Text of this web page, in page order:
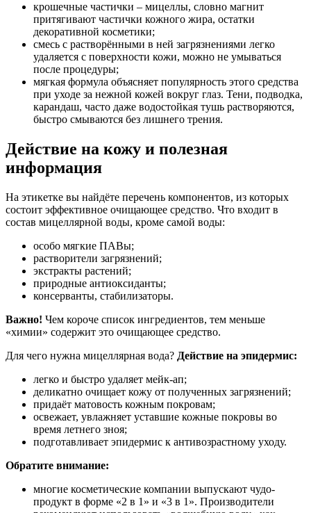
крошечные частички – мицеллы, словно магнит
притягивают частички кожного жира, остатки
декоративной косметики;
смесь с растворёнными в ней загрязнениями легко
удаляется с поверхности кожи, можно не умываться
после процедуры;
мягкая формула объясняет популярность этого средства
при уходе за нежной кожей вокруг глаз. Тени, подводка,
карандаш, часто даже водостойкая тушь растворяются,
быстро смываются без лишнего трения.
Действие на кожу и полезная
информация
На этикетке вы найдёте перечень компонентов, из которых
состоит эффективное очищающее средство. Что входит в
состав мицеллярной воды, кроме самой воды:
особо мягкие ПАВы;
растворители загрязнений;
экстракты растений;
природные антиоксиданты;
консерванты, стабилизаторы.
Важно! Чем короче список ингредиентов, тем меньше
«химии» содержит это очищающее средство.
Для чего нужна мицеллярная вода? Действие на эпидермис:
легко и быстро удаляет мейк-ап;
деликатно очищает кожу от полученных загрязнений;
придаёт матовость кожным покровам;
освежает, увлажняет уставшие кожные покровы во
время летнего зноя;
подготавливает эпидермис к антивозрастному уходу.
Обратите внимание:
многие косметические компании выпускают чудо-
продукт в форме «2 в 1» и «3 в 1». Производители